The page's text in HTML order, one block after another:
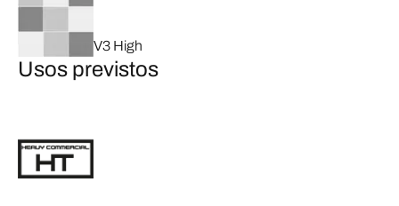
V3 High
Usos previstos